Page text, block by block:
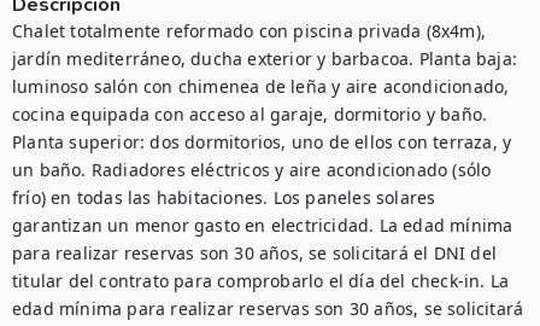
Chalet totalmente reformado con piscina privada (8x4m),
jardín mediterráneo, ducha exterior y barbacoa. Planta baja:
luminoso salón con chimenea de leña y aire acondicionado,
cocina equipada con acceso al garaje, dormitorio y baño.
Planta superior: dos dormitorios, uno de ellos con terraza, y
un baño. Radiadores eléctricos y aire acondicionado (sólo
frío) en todas las habitaciones. Los paneles solares
garantizan un menor gasto en electricidad. La edad mínima
para realizar reservas son 30 años, se solicitará el DNI del
titular del contrato para comprobarlo el día del check-in. La
edad mínima para realizar reservas son 30 años, se solicitará